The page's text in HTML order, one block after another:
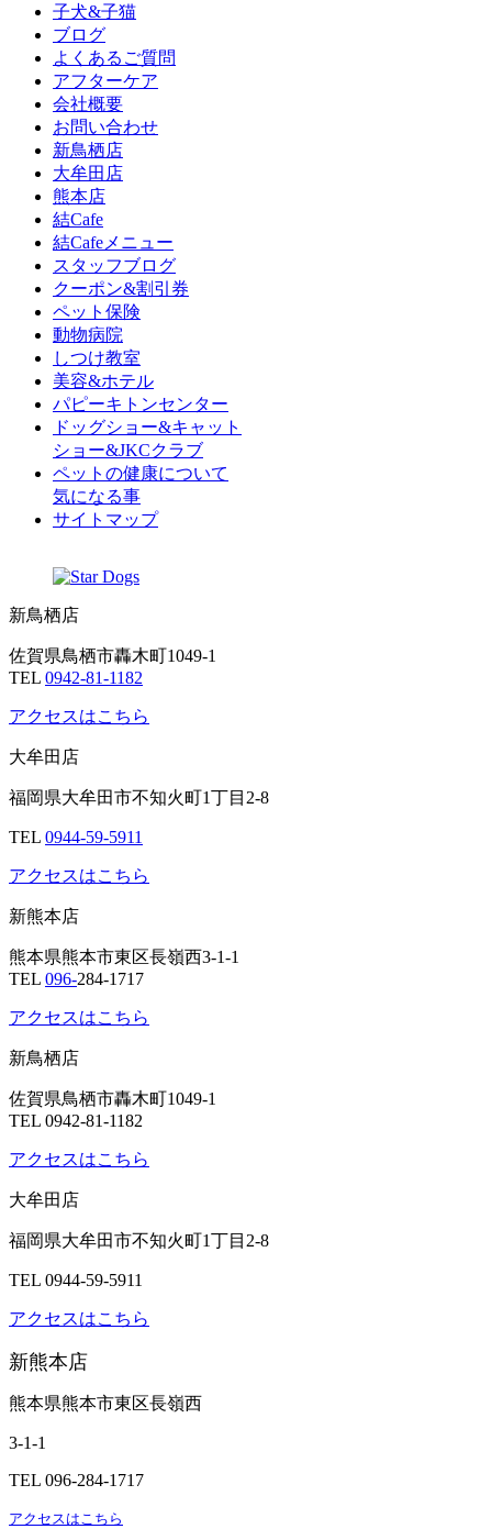
子犬&子猫
ブログ
よくあるご質問
アフターケア
会社概要
お問い合わせ
新鳥栖店
大牟田店
熊本店
結Cafe
結Cafeメニュー
スタッフブログ
クーポン&割引券
ペット保険
動物病院
しつけ教室
美容&ホテル
パピーキトンセンター
ドッグショー&キャット
ショー&JKCクラブ
ペットの健康について
気になる事
サイトマップ
新鳥栖店
佐賀県鳥栖市轟木町1049-1
TEL 0942-81-1182
アクセスはこちら
大牟田店
福岡県大牟田市不知火町1丁目2-8
TEL 0944-59-5911
アクセスはこちら
新熊本店
熊本県熊本市東区長嶺西3-1-1
TEL 096-284-1717
アクセスはこちら
新鳥栖店
佐賀県鳥栖市轟木町1049-1
TEL 0942-81-1182
アクセスはこちら
大牟田店
福岡県大牟田市不知火町1丁目2-8
TEL 0944-59-5911
アクセスはこちら
新熊本店
熊本県熊本市東区長嶺西
3-1-1
TEL 096-284-1717
アクセスはこちら